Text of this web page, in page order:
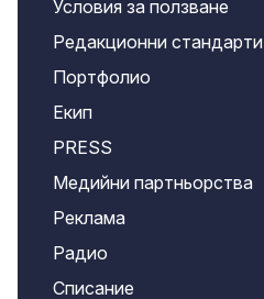
Условия за ползване
Редакционни стандарти
Портфолио
Екип
PRESS
Медийни партньорства
Реклама
Радио
Списание